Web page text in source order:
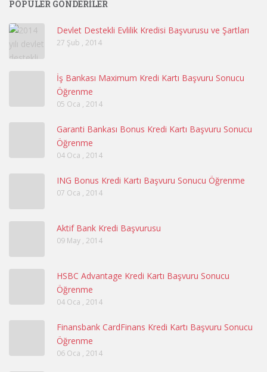
PÖPÜLER GÖNDERILER
Devlet Destekli Evlilik Kredisi Başvurusu ve Şartları
27 Şub , 2014
İş Bankası Maximum Kredi Kartı Başvuru Sonucu
Öğrenme
05 Oca , 2014
Garanti Bankası Bonus Kredi Kartı Başvuru Sonucu
Öğrenme
04 Oca , 2014
ING Bonus Kredi Kartı Başvuru Sonucu Öğrenme
07 Oca , 2014
Aktif Bank Kredi Başvurusu
09 May , 2014
HSBC Advantage Kredi Kartı Başvuru Sonucu
Öğrenme
04 Oca , 2014
Finansbank CardFinans Kredi Kartı Başvuru Sonucu
Öğrenme
06 Oca , 2014